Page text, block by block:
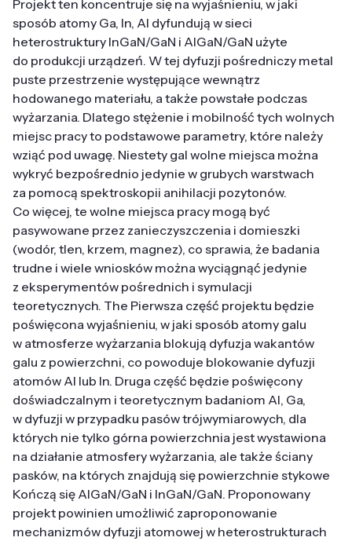
Projekt ten koncentruje się na wyjaśnieniu, w jaki
sposób atomy Ga, In, Al dyfundują w sieci
heterostruktury InGaN/GaN i AlGaN/GaN użyte
do produkcji urządzeń. W tej dyfuzji pośredniczy metal
puste przestrzenie występujące wewnątrz
hodowanego materiału, a także powstałe podczas
wyżarzania. Dlatego stężenie i mobilność tych wolnych
miejsc pracy to podstawowe parametry, które należy
wziąć pod uwagę. Niestety gal wolne miejsca można
wykryć bezpośrednio jedynie w grubych warstwach
za pomocą spektroskopii anihilacji pozytonów.
Co więcej, te wolne miejsca pracy mogą być
pasywowane przez zanieczyszczenia i domieszki
(wodór, tlen, krzem, magnez), co sprawia, że ​​badania
trudne i wiele wniosków można wyciągnąć jedynie
z eksperymentów pośrednich i symulacji
teoretycznych. The Pierwsza część projektu będzie
poświęcona wyjaśnieniu, w jaki sposób atomy galu
w atmosferze wyżarzania blokują dyfuzja wakantów
galu z powierzchni, co powoduje blokowanie dyfuzji
atomów Al lub In. Druga część będzie poświęcony
doświadczalnym i teoretycznym badaniom Al, Ga,
w dyfuzji w przypadku pasów trójwymiarowych, dla
których nie tylko górna powierzchnia jest wystawiona
na działanie atmosfery wyżarzania, ale także ściany
pasków, na których znajdują się powierzchnie stykowe
Kończą się AlGaN/GaN i InGaN/GaN. Proponowany
projekt powinien umożliwić zaproponowanie
mechanizmów dyfuzji atomowej w heterostrukturach